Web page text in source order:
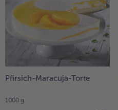
Pfirsich-Maracuja-Torte
1000 g